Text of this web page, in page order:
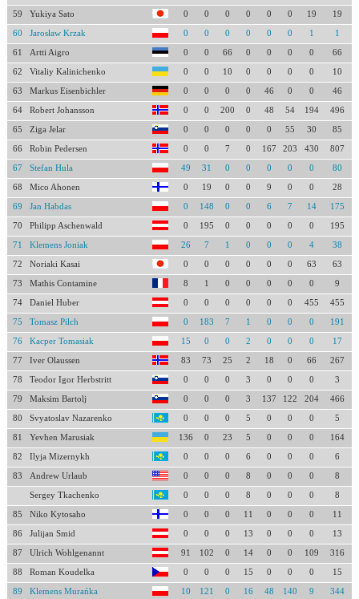
59 Yukiya Sato 0 0 0 0 0 0 19 19
60 Jarosław Krzak 0 0 0 0 0 0 1 1
61 Artti Aigro 0 0 66 0 0 0 0 66
62 Vitaliy Kalinichenko 0 0 10 0 0 0 0 10
63 Markus Eisenbichler 0 0 0 0 46 0 0 46
64 Robert Johansson 0 0 200 0 48 54 194 496
65 Ziga Jelar 0 0 0 0 0 55 30 85
66 Robin Pedersen 0 0 7 0 167 203 430 807
67 Stefan Hula 49 31 0 0 0 0 0 80
68 Mico Ahonen 0 19 0 0 9 0 0 28
69 Jan Habdas 0 148 0 0 6 7 14 175
70 Philipp Aschenwald 0 195 0 0 0 0 0 195
71 Klemens Joniak 26 7 1 0 0 0 4 38
72 Noriaki Kasai 0 0 0 0 0 0 63 63
73 Mathis Contamine 8 1 0 0 0 0 0 9
74 Daniel Huber 0 0 0 0 0 0 455 455
75 Tomasz Pilch 0 183 7 1 0 0 0 191
76 Kacper Tomasiak 15 0 0 2 0 0 0 17
77 Iver Olaussen 83 73 25 2 18 0 66 267
78 Teodor Igor Herbstritt 0 0 0 3 0 0 0 3
79 Maksim Bartolj 0 0 0 3 137 122 204 466
80 Svyatoslav Nazarenko 0 0 0 5 0 0 0 5
81 Yevhen Marusiak 136 0 23 5 0 0 0 164
82 Ilyja Mizernykh 0 0 0 6 0 0 0 6
83 Andrew Urlaub 0 0 0 8 0 0 0 8
Sergey Tkachenko 0 0 0 8 0 0 0 8
85 Niko Kytosaho 0 0 0 11 0 0 0 11
86 Julijan Smid 0 0 0 13 0 0 0 13
87 Ulrich Wohlgenannt 91 102 0 14 0 0 109 316
88 Roman Koudelka 0 0 0 15 0 0 0 15
89 Klemens Murańka 10 121 0 16 48 140 9 344